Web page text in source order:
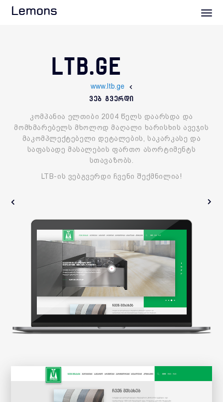
Lemons
LTB.GE
www.ltb.ge
ვებ გვერდი
კომპანია ელთიბი 2004 წელს დაარსდა და
მომხმარებელს მხოლოდ მაღალი ხარისხის ავეჯის
მაკომპლექტებელი დეტალების, საკარკასე და
საფასადე მასალების ფართო ასორტიმენტს
სთავაზობს.
LTB-ის ვებგვერდი ჩვენი შექმნილია!